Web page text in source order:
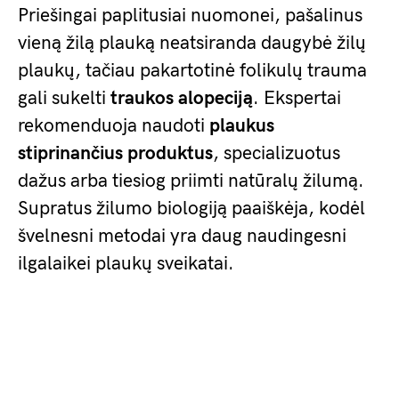
Priešingai paplitusiai nuomonei, pašalinus
vieną žilą plauką neatsiranda daugybė žilų
plaukų, tačiau pakartotinė folikulų trauma
gali sukelti traukos alopeciją. Ekspertai
rekomenduoja naudoti plaukus
stiprinančius produktus, specializuotus
dažus arba tiesiog priimti natūralų žilumą.
Supratus žilumo biologiją paaiškėja, kodėl
švelnesni metodai yra daug naudingesni
ilgalaikei plaukų sveikatai.